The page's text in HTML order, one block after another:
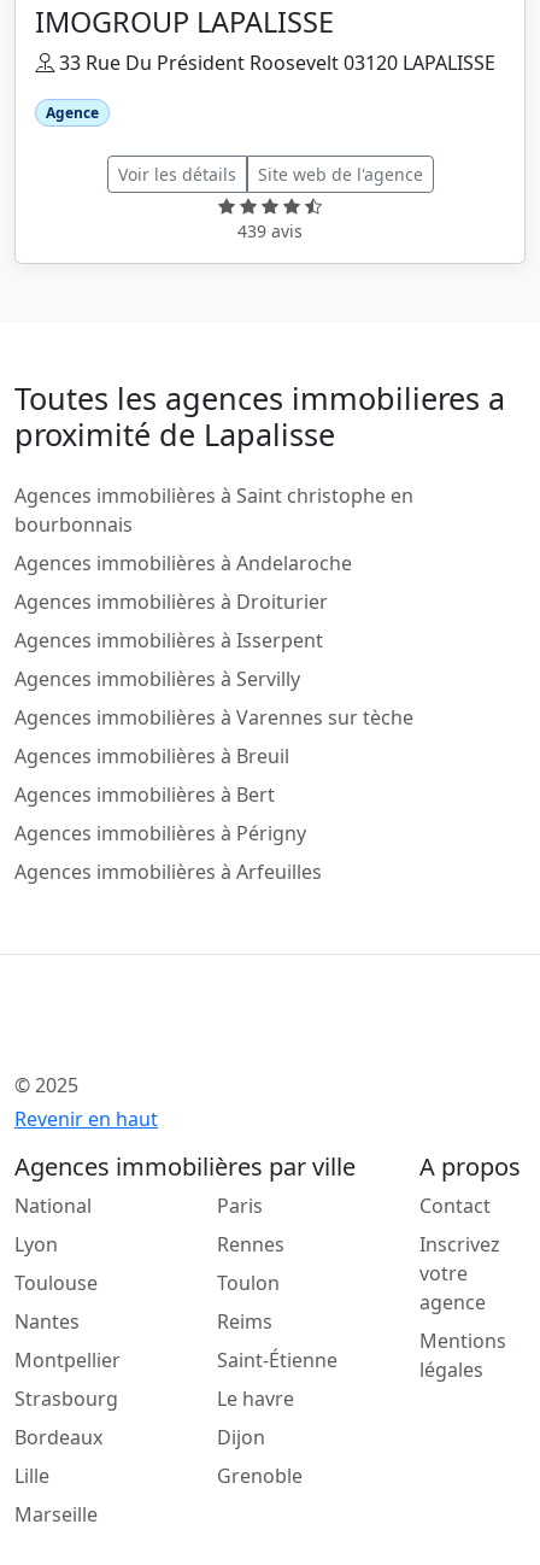
IMOGROUP LAPALISSE
33 Rue Du Président Roosevelt 03120 LAPALISSE
Agence
Voir les détails Site web de l'agence
439 avis
Toutes les agences immobilieres a
proximité de Lapalisse
Agences immobilières à Saint christophe en
bourbonnais
Agences immobilières à Andelaroche
Agences immobilières à Droiturier
Agences immobilières à Isserpent
Agences immobilières à Servilly
Agences immobilières à Varennes sur tèche
Agences immobilières à Breuil
Agences immobilières à Bert
Agences immobilières à Périgny
Agences immobilières à Arfeuilles
© 2025
Revenir en haut
Agences immobilières par ville
National
Lyon
Toulouse
Nantes
Montpellier
Strasbourg
Bordeaux
Lille
Marseille
Paris
Rennes
Toulon
Reims
Saint-Étienne
Le havre
Dijon
Grenoble
A propos
Contact
Inscrivez
votre
agence
Mentions
légales